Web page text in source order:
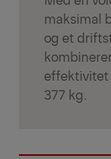
maksimal
og et
377 kg.